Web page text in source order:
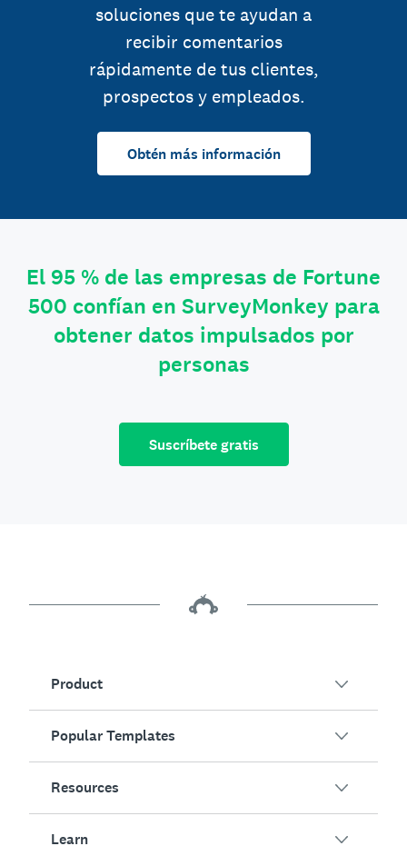
soluciones que te ayudan a
recibir comentarios
rápidamente de tus clientes,
prospectos y empleados.
Obtén más información
El 95 % de las empresas de Fortune
500 confían en SurveyMonkey para
obtener datos impulsados por
personas
Suscríbete gratis
Product
Overview
Surveys
AI Survey Generator
Popular Templates
Employee Engagement
Resources
Learn